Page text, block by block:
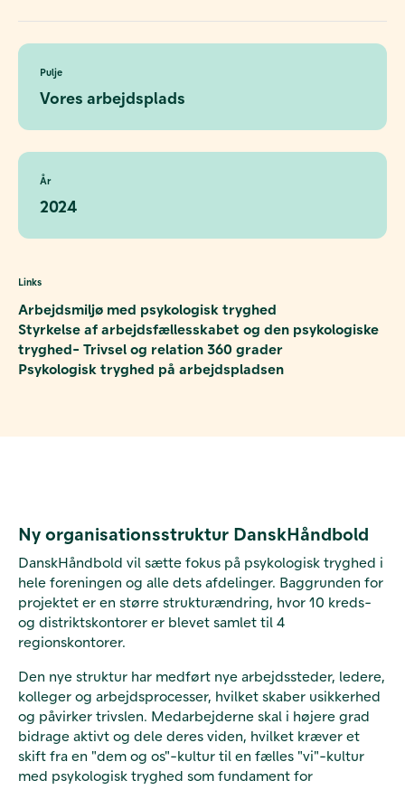
Pulje
Vores arbejdsplads
År
2024
Links
Arbejdsmiljø med psykologisk tryghed
Styrkelse af arbejdsfællesskabet og den psykologiske
tryghed- Trivsel og relation 360 grader
Psykologisk tryghed på arbejdspladsen
Ny organisationsstruktur DanskHåndbold
DanskHåndbold vil sætte fokus på psykologisk tryghed i
hele foreningen og alle dets afdelinger. Baggrunden for
projektet er en større strukturændring, hvor 10 kreds-
og distriktskontorer er blevet samlet til 4
regionskontorer.
Den nye struktur har medført nye arbejdssteder, ledere,
kolleger og arbejdsprocesser, hvilket skaber usikkerhed
og påvirker trivslen. Medarbejderne skal i højere grad
bidrage aktivt og dele deres viden, hvilket kræver et
skift fra en "dem og os"-kultur til en fælles "vi"-kultur
med psykologisk tryghed som fundament for